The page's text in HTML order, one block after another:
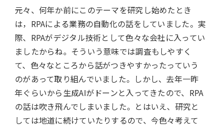
元々、何年か前にこのテーマを研究し始めたとき
は，RPAによる業務の自動化の話をしていました。実
際、RPAがデジタル技術として色々な会社に入ってい
ましたからね。そういう意味では調査もしやすく
て、色々なところから話がつきやすかったっていう
のがあって取り組んでいました。しかし、去年一昨
年ぐらいから生成AIがドーンと入ってきたので、RPA
の話は吹き飛んでしまいました。とはいえ、研究と
しては地道に続けていたりするので、今色々考えて